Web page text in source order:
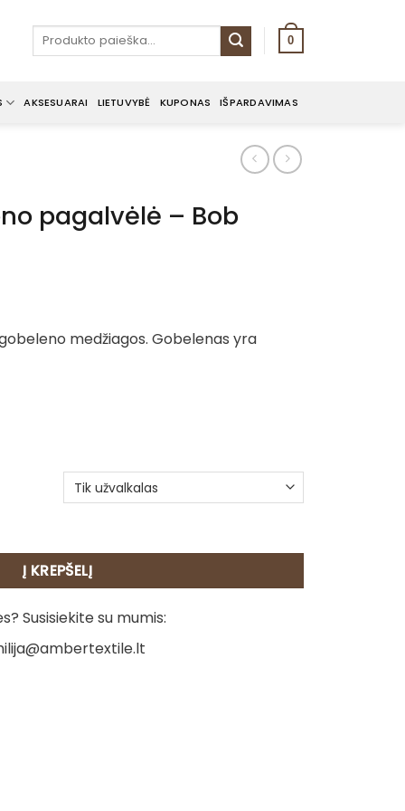
Ieškoti: 0
AKSESUARAI LIETUVYBĖ KUPONAS IŠPARDAVIMAS
pagalvėlė – Bob
medžiagos. Gobelenas yra
Į KREPŠELĮ
Susisiekite su mumis: